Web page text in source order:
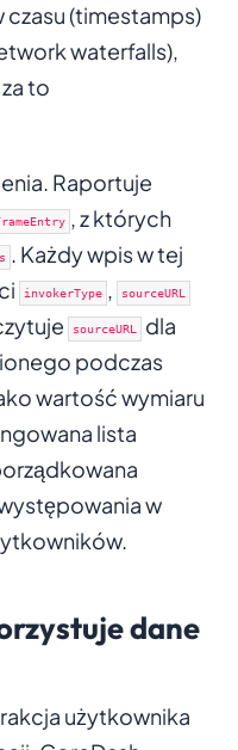
czasu (timestamps)
waterfalls),
to
Raportuje
, z których
. Każdy wpis w tej
invokerType , sourceURL
sourceURL
dla
podczas
wartość wymiaru
lista
w
dane
użytkownika